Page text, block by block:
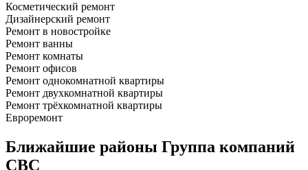
Косметический ремонт
Дизайнерский ремонт
Ремонт в новостройке
Ремонт ванны
Ремонт комнаты
Ремонт офисов
Ремонт однокомнатной квартиры
Ремонт двухкомнатной квартиры
Ремонт трёхкомнатной квартиры
Евроремонт
Ближайшие районы Группа компаний
СBC